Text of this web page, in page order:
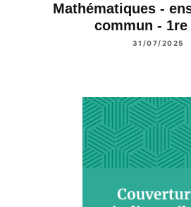
Mathématiques -
commun -
31/07/2025